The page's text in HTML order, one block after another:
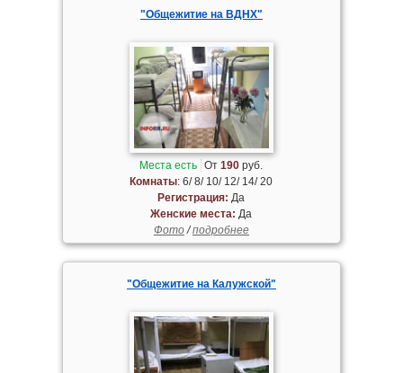
"Общежитие на ВДНХ"
Места есть От190 руб.
Комнаты: 6/ 8/ 10/ 12/ 14/ 20
Регистрация: Да
Женские места: Да
Фото/подробнее
"Общежитие на Калужской"